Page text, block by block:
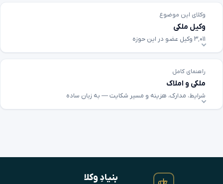
وکلای این موضوع
وکیل ملکی
۳٬۰۱۱ وکیل عضو در این حوزه
راهنمای کامل
ملکی و املاک
شرایط، مدارک، هزینه و مسیر شکایت — به زبان ساده
بنیادِ وکلا